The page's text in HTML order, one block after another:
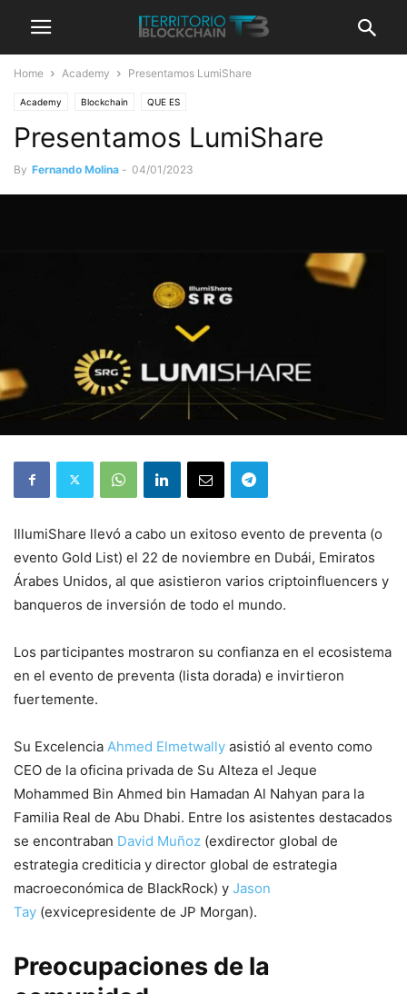
Home Academy Presentamos LumiShare
Academy Blockchain QUE ES
Presentamos LumiShare
By Fernando Molina - 04/01/2023
IllumiShare llevó a cabo un exitoso evento de preventa (o
evento Gold List) el 22 de noviembre en Dubái, Emiratos
Árabes Unidos, al que asistieron varios criptoinfluencers y
banqueros de inversión de todo el mundo.
Los participantes mostraron su confianza en el ecosistema
en el evento de preventa (lista dorada) e invirtieron
fuertemente.
Su Excelencia Ahmed Elmetwally asistió al evento como
CEO de la oficina privada de Su Alteza el Jeque
Mohammed Bin Ahmed bin Hamadan Al Nahyan para la
Familia Real de Abu Dhabi. Entre los asistentes destacados
se encontraban David Muñoz (exdirector global de
estrategia crediticia y director global de estrategia
macroeconómica de BlackRock) y Jason
Tay (exvicepresidente de JP Morgan).
Preocupaciones de la